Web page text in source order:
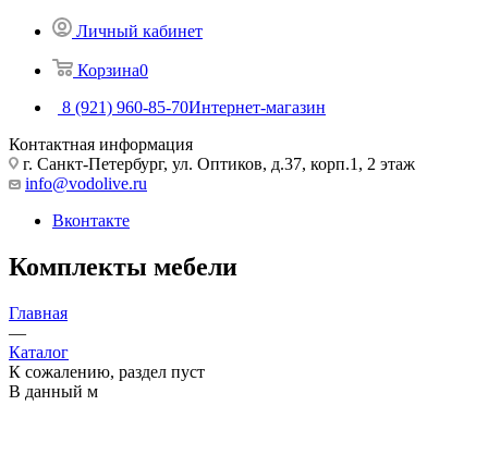
Личный кабинет
Корзина0
8 (921) 960-85-70Интернет-магазин
Контактная информация
г. Санкт-Петербург, ул. Оптиков, д.37, корп.1, 2 этаж
info@vodolive.ru
Вконтакте
Комплекты мебели
Главная
—
Каталог
К сожалению, раздел пуст
В данный м